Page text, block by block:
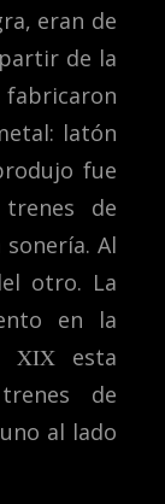
eran de
de la
fabricaron
latón
fue
de
Al
otro. La
en la
XIXesta
de
al lado